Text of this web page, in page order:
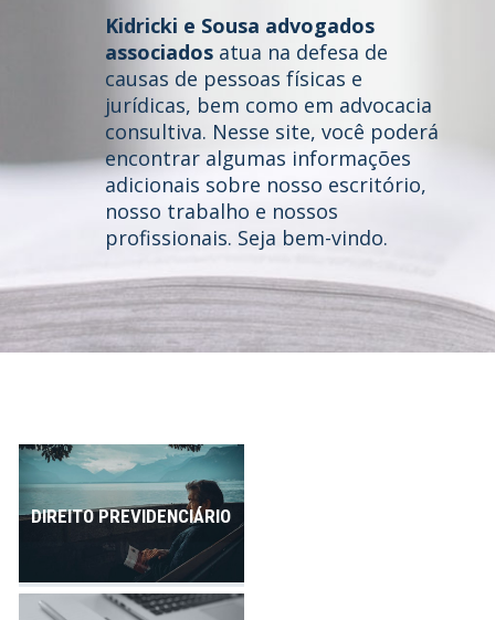
Home
Quem somos
Áreas de Atuação
Profissionais
Contato
Kidricki e Sousa advogados
associadosatua na defesa de
causas de pessoas físicas e
jurídicas, bem como em advocacia
consultiva. Nesse site, você poderá
encontrar algumas informações
adicionais sobre nosso escritório,
nosso trabalho e nossos
profissionais. Seja bem-vindo.
DIREITO PREVIDENCIÁRIO